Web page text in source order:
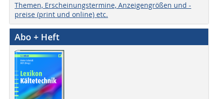
Themen, Erscheinungstermine, Anzeigengrößen und -
preise (print und online) etc.
Abo + Heft